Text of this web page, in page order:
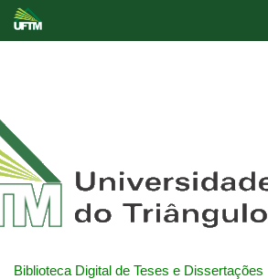
Biblioteca Digital de Teses e Dissertações